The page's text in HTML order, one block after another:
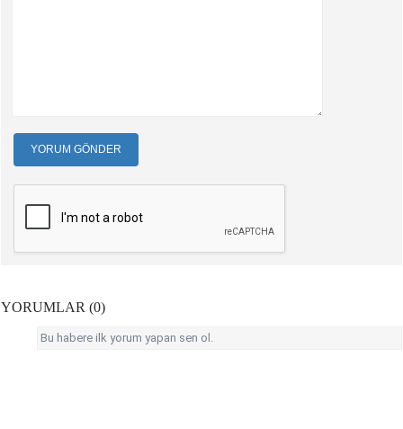
YORUM GÖNDER
YORUMLAR (0)
Bu habere ilk yorum yapan sen ol.